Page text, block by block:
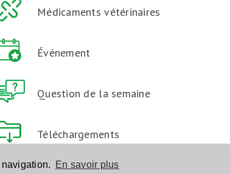
En savoir plus
Médicaments vétérinaires
Événement
Question de la semaine
Téléchargements